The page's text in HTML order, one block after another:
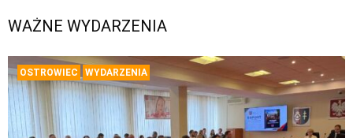
WAŻNE WYDARZENIA
OSTROWIEC WYDARZENIA